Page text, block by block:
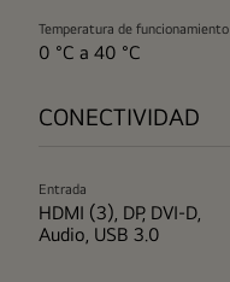
Temperatura de funcionamiento
0 °C a 40 °C
CONECTIVIDAD
Entrada
HDMI (3), DP, DVI-D,
Audio, USB 3.0